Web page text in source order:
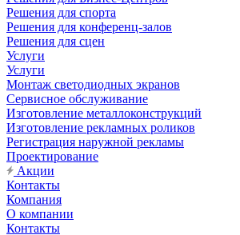
Решения для спорта
Решения для конференц-залов
Решения для сцен
Услуги
Услуги
Монтаж светодиодных экранов
Сервисное обслуживание
Изготовление металлоконструкций
Изготовление рекламных роликов
Регистрация наружной рекламы
Проектирование
Акции
Контакты
Компания
О компании
Контакты